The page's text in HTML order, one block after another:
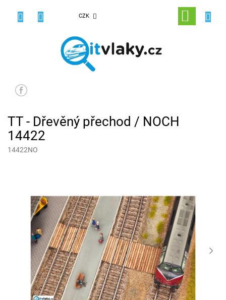
CZK
NÁKUPNÍ
KOŠÍK
TT - Dřevěný přechod / NOCH
14422
14422NO